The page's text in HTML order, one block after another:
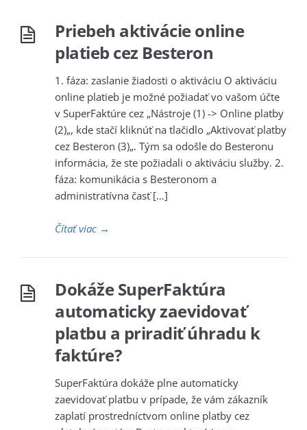
Priebeh aktivácie online
platieb cez Besteron
1. fáza: zaslanie žiadosti o aktiváciu O aktiváciu
online platieb je možné požiadať vo vašom účte
v SuperFaktúre cez „Nástroje (1) -> Online platby
(2)„, kde stačí kliknúť na tlačidlo „Aktivovať platby
cez Besteron (3)„. Tým sa odošle do Besteronu
informácia, že ste požiadali o aktiváciu služby. 2.
fáza: komunikácia s Besteronom a
administratívna časť […]
Čítať viac →
Dokáže SuperFaktúra
automaticky zaevidovať
platbu a priradiť úhradu k
faktúre?
SuperFaktúra dokáže plne automaticky
zaevidovať platbu v prípade, že vám zákazník
zaplatí prostredníctvom online platby cez